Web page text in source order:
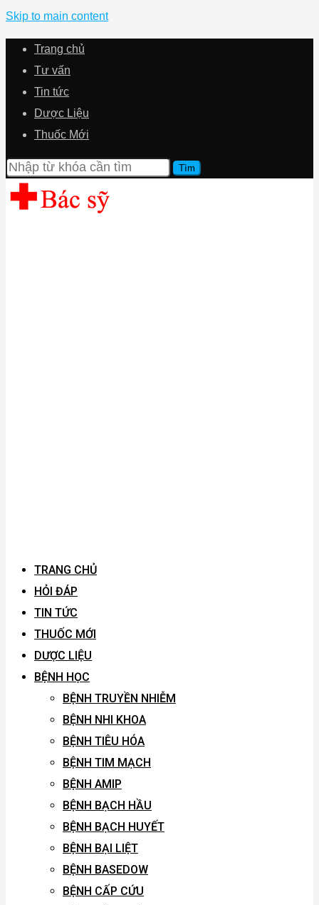
Skip to main content
Trang chủ
Tư vấn
Tin tức
Dược Liệu
Thuốc Mới
TRANG CHỦ
HỎI ĐÁP
TIN TỨC
THUỐC MỚI
DƯỢC LIỆU
BỆNH HỌC
BỆNH TRUYỀN NHIỄM
BỆNH NHI KHOA
BỆNH TIÊU HÓA
BỆNH TIM MẠCH
BỆNH AMIP
BỆNH BẠCH HẦU
BỆNH BẠCH HUYẾT
BỆNH BẠI LIỆT
BỆNH BASEDOW
BỆNH CẤP CỨU